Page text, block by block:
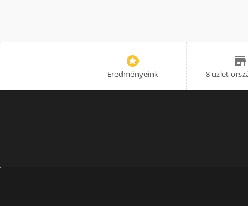

Eredményeink

8 üzlet